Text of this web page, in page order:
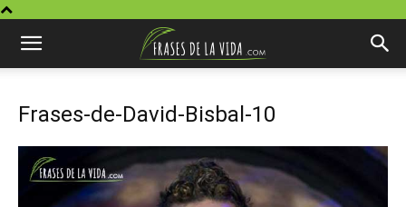
Frases-de-David-Bisbal-10